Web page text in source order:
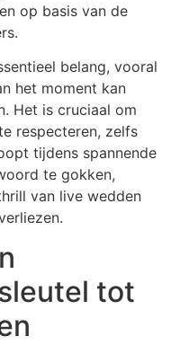
op basis van de
belang, vooral
het moment kan
Het is cruciaal om
respecteren, zelfs
tijdens spannende
te gokken,
van live wedden
tot